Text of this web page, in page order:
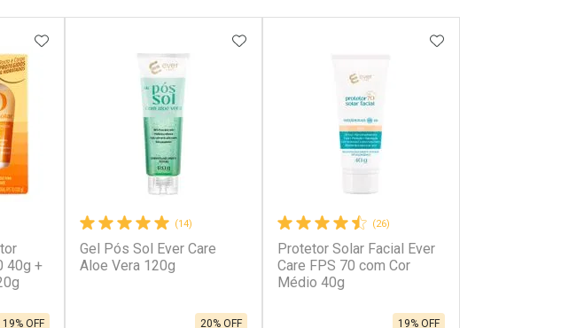
40g +
19% OFF
ADICIONAR AOS FAVORITOS
(14)
Gel Pós Sol Ever Care
Aloe Vera 120g
20% OFF
ADICIONAR AOS FAVORITOS
(26)
Protetor Solar Facial Ever
Care FPS 70 com Cor
Médio 40g
19% OFF
ADICIONAR AOS